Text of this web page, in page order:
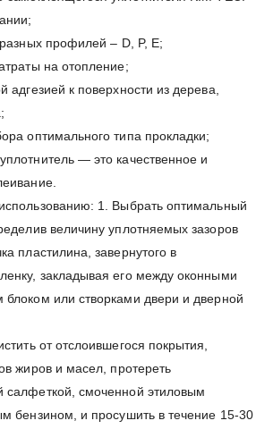
профилей – D, P, E;
на отопление;
адгезией к поверхности из дерева,
оптимального типа прокладки;
— это качественное и
1. Выбрать оптимальный
величину уплотняемых зазоров
пластилина, завернутого в
закладывая его между оконными
или створками двери и дверной
от отслоившегося покрытия,
жиров и масел, протереть
салфеткой, смоченной этиловым
бензином, и просушить в течение 15-30